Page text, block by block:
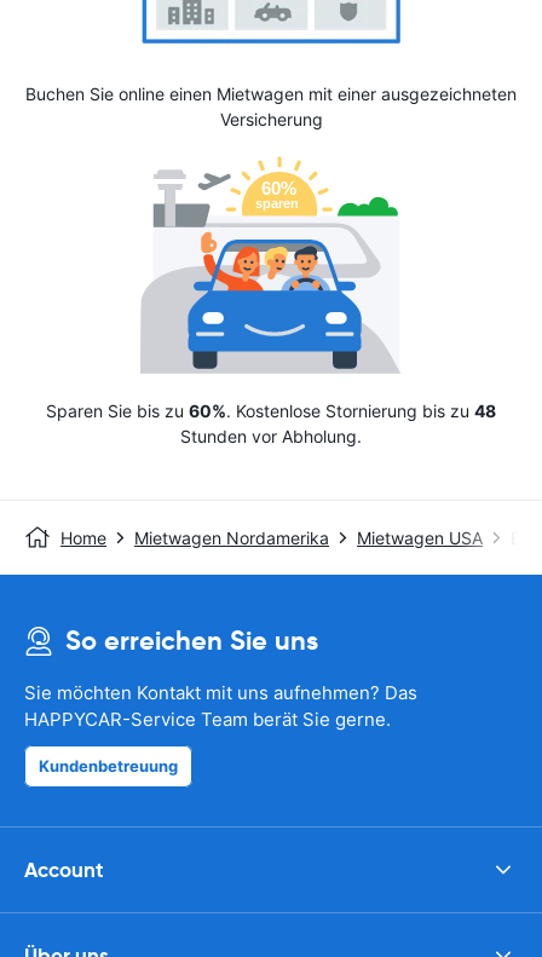
Buchen Sie online einen Mietwagen mit einer ausgezeichneten
Versicherung
Sparen Sie bis zu 60%. Kostenlose Stornierung bis zu 48
Stunden vor Abholung.
Home Mietwagen Nordamerika Mietwagen USA
So erreichen Sie uns
Sie möchten Kontakt mit uns aufnehmen? Das
HAPPYCAR-Service Team berät Sie gerne.
Kundenbetreuung
Account